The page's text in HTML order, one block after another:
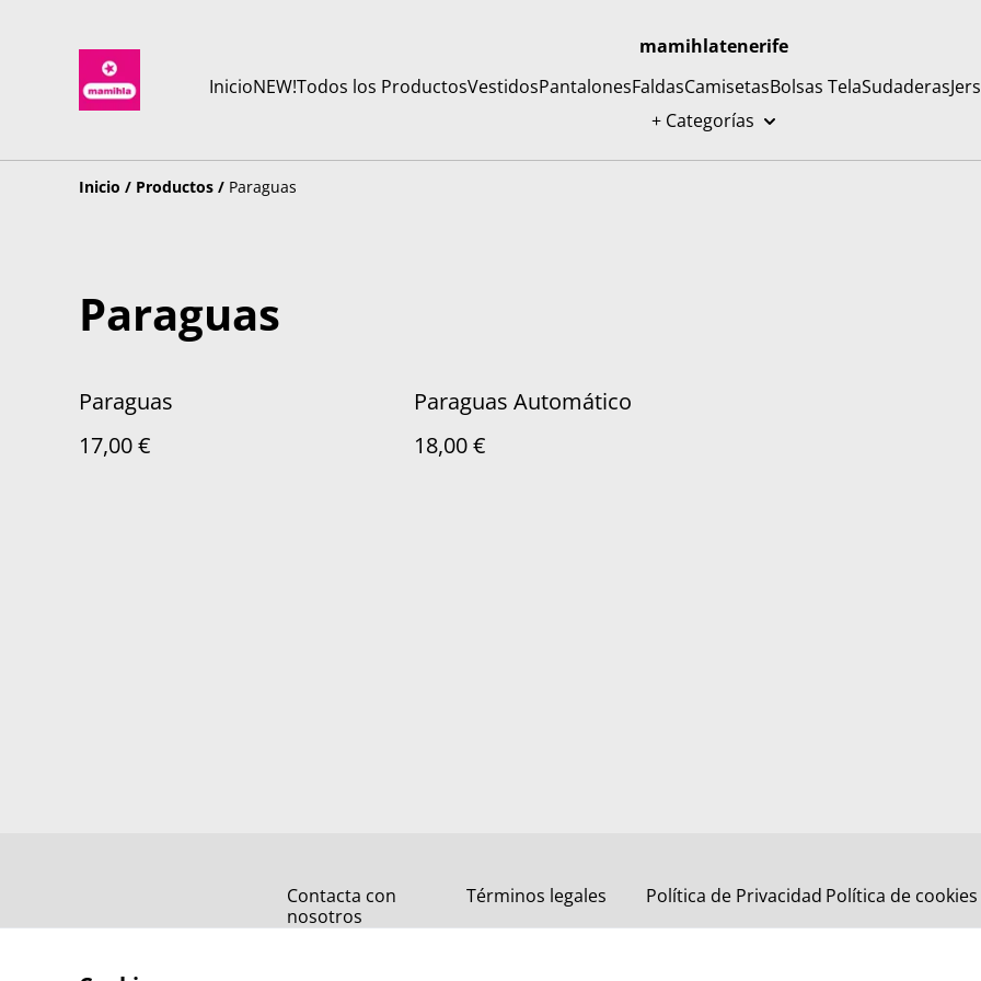
mamihlatenerife
InicioNEW!Todos los ProductosVestidosPantalonesFaldasCamisetasBolsas TelaSudaderas
+ Categorías
Inicio / Productos / Paraguas
Paraguas
Paraguas
17,00 €
Paraguas Automático
18,00 €
Contacta con
nosotros
Términos legales Política de Privacidad Política de cookies